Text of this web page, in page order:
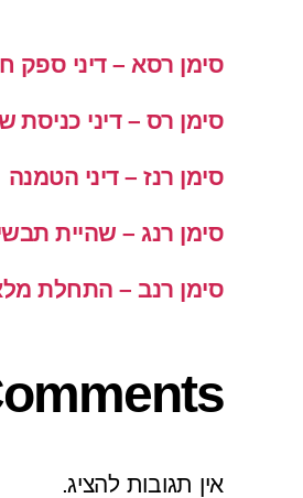
סימן רסא – דיני ספק
סימן רס – דיני כניסת
סימן רנז – דיני הטמנה
סימן רנג – שהיית
סימן רנב – התחלת
אין תגובות להציג.